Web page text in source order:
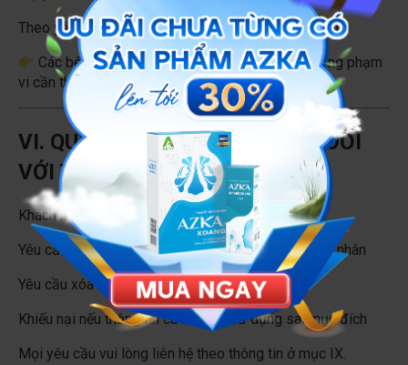
Theo yêu cầu của cơ quan nhà nước có thẩm quyền
Các bên thứ ba chỉ được sử dụng thông tin trong phạm
vi cần thiết để thực hiện dịch vụ.
VI. QUYỀN CỦA KHÁCH HÀNG ĐỐI
VỚI THÔNG TIN CÁ NHÂN
Khách hàng có các quyền sau:
Yêu cầu cung cấp, chỉnh sửa, cập nhật thông tin cá nhân
Yêu cầu xóa hoặc ngừng sử dụng thông tin
Khiếu nại nếu thông tin cá nhân bị sử dụng sai mục đích
Mọi yêu cầu vui lòng liên hệ theo thông tin ở mục IX.